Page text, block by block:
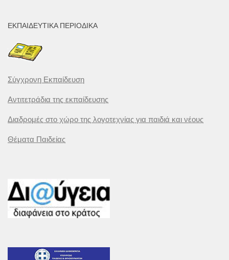
ΕΚΠΑΙΔΕΥΤΙΚΆ ΠΕΡΙΟΔΙΚΆ
Σύγχρονη Εκπαίδευση
Αντιτετράδια της εκπαίδευσης
Διαδρομές στο χώρο της λογοτεχνίας για παιδιά και νέους
Θέματα Παιδείας